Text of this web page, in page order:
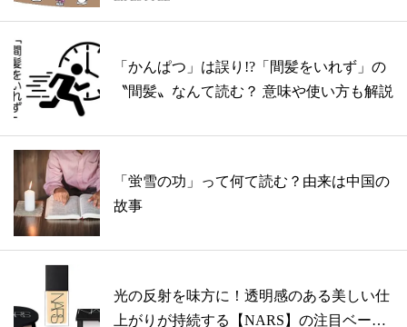
「かんぱつ」は誤り!?「間髪をいれず」の
〝間髪〟なんて読む？ 意味や使い方も解説
「蛍雪の功」って何て読む？由来は中国の
故事
光の反射を味方に！透明感のある美しい仕
上がりが持続する【NARS】の注目ベース